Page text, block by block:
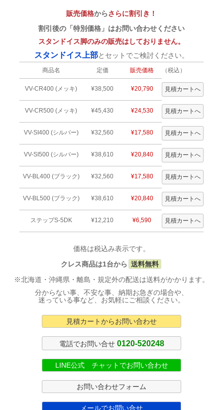
販売価格からさらに割引き！
割引後の「特別価格」はお問い合わせください
スタンドイス脚のみの販売はしておりません。
スタンドイス上部とセットでご検討ください。
商品名 定価 販売価格 （税込）
VV-CR400 (メッキ) ¥38,500 ¥20,790
VV-CR500 (メッキ) ¥45,430 ¥24,530
VV-SI400 (シルバー) ¥32,560 ¥17,580
VV-SI500 (シルバー) ¥38,610 ¥20,840
VV-BL400 (ブラック) ¥32,560 ¥17,580
VV-BL500 (ブラック) ¥38,610 ¥20,840
ステップS-5DK ¥12,210 ¥6,590
価格は税込み表示です。
クレス商品は1台から 送料無料
※北海道・沖縄県・離島・規定外の配送は送料がかかります。
分からない事、不安な事、納期お急ぎの場合や、
迷っている事など、お気軽にご相談ください。
見積カートからお問い合わせ
電話でお問い合せ 0120-520248
LINE公式 チャットでお問い合わせ
お問い合わせフォーム
メールでお問い合せ